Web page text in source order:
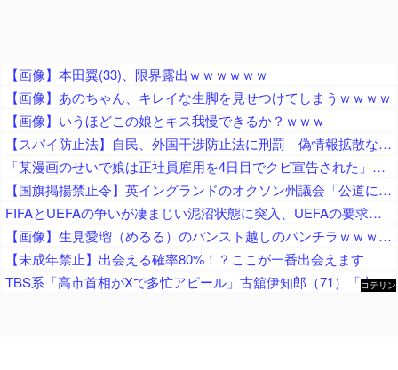
【画像】本田翼(33)、限界露出ｗｗｗｗｗｗ
【画像】あのちゃん、キレイな生脚を見せつけてしまうｗｗｗｗ
【画像】いうほどこの娘とキス我慢できるか？ｗｗｗ
【スパイ防止法】自民、外国干渉防止法に刑罰 偽情報拡散などの不当干渉を防止 これに反対する政党はどこかな？
「某漫画のせいで娘は正社員雇用を4日目でクビ宣告された」とジャーナリストがアニメ化中止を要求、まず最初に会社を訴えたら？とのツッコミが……
【国旗掲揚禁止令】英イングランドのオクソン州議会「公道にイングランド旗・英国旗の掲揚を禁止」の方針、英高等裁判所も支持
FIFAとUEFAの争いが凄まじい泥沼状態に突入、UEFAの要求を呑んだFIFAだったがUEFA側は強硬姿勢を崩さず……
【画像】生見愛瑠（めるる）のパンスト越しのパンチラｗｗｗｗｗ
【未成年禁止】出会える確率80%！？ここが一番出会えます
TBS系「高市首相がXで多忙アピール」古舘伊知郎（71）「支持率下がってますんで、国民の同情を誘ってるな、と思います」「いいねの数だけ涙をぬぐえる、そういう思いで書いてらっしゃるのかも」
コテリン